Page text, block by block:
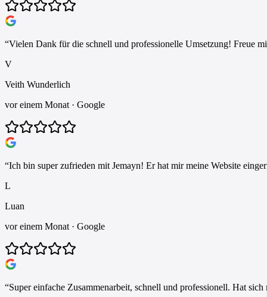
“Vielen Dank für die schnell und professionelle Umsetzung! Freue
V
Veith Wunderlich
vor einem Monat · Google
“Ich bin super zufrieden mit Jemayn! Er hat mir meine Website
L
Luan
vor einem Monat · Google
“Super einfache Zusammenarbeit, schnell und professionell. Hat